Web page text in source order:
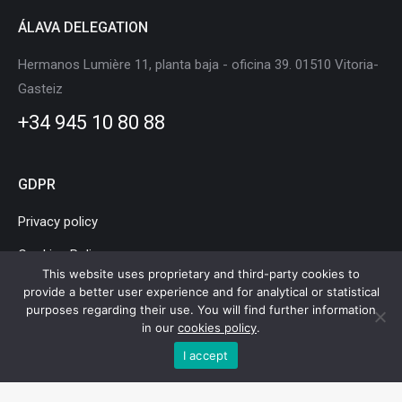
ÁLAVA DELEGATION
Hermanos Lumière 11, planta baja - oficina 39. 01510 Vitoria-
Gasteiz
+34 945 10 80 88
GDPR
Privacy policy
Cookies Policy
Legal Notice
Basque Country Mobility and Logistics Cluster © Copyright |
Notice|Privacy policy|Cookies Policy|Webmap
This website uses proprietary and third-party cookies to
provide a better user experience and for analytical or statistical
purposes regarding their use. You will find further information
in our cookies policy.
I accept